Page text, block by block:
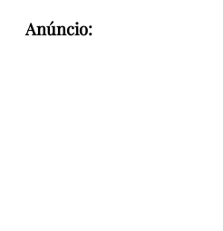
Anúncio: